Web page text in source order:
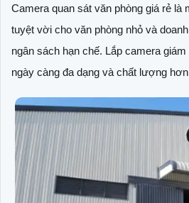
Camera quan sát văn phòng giá rẻ là
tuyệt vời cho văn phòng nhỏ và
ngân sách hạn chế. Lắp camera
ngày càng đa dạng và chất lượng hơn